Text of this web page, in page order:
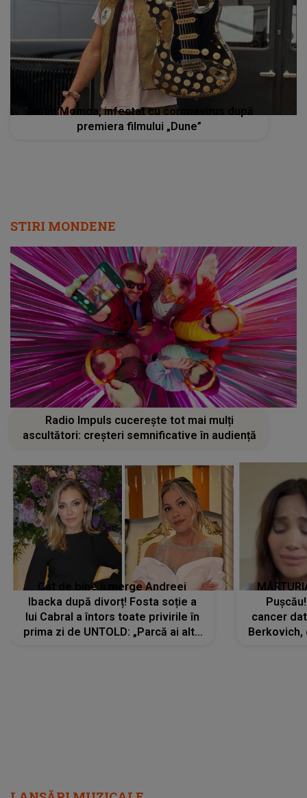
Jason Momoa, infectat cu coronavirus după
premiera filmului „Dune”
STIRI MONDENE
Radio Impuls cucerește tot mai mulți
ascultători: creșteri semnificative în audiență
Cât de bine îi merge Andreei
Ibacka după divorț! Fosta soție a
lui Cabral a întors toate privirile în
prima zi de UNTOLD: „Parcă ai altă
cancer
Berkovich,